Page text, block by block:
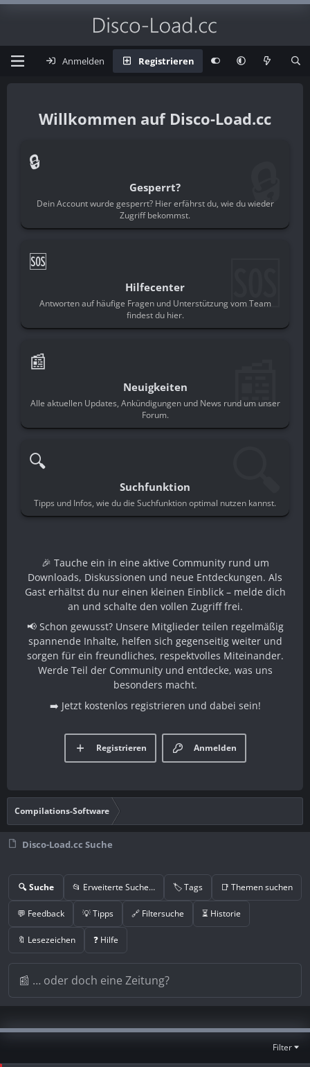
Anmelden Registrieren
Disco-Load.cc
🔒
Gesperrt?
Dein Account wurde gesperrt? Hier erfährst du, wie du wieder
Zugriff bekommst.
🔒
🆘
Hilfecenter
Antworten auf häufige Fragen und Unterstützung vom Team
findest du hier.
🆘
📰
Neuigkeiten
Alle aktuellen Updates, Ankündigungen und News rund um unser
Forum.
📰
🔍
Suchfunktion
Tipps und Infos, wie du die Suchfunktion optimal nutzen kannst.
🎉 Tauche ein in eine aktive Community rund um
Downloads, Diskussionen und neue Entdeckungen. Als
Gast erhältst du nur einen kleinen Einblick – melde dich
an und schalte den vollen Zugriff frei.
📢 Schon gewusst? Unsere Mitglieder teilen regelmäßig
spannende Inhalte, helfen sich gegenseitig weiter und
sorgen für ein freundliches, respektvolles Miteinander.
Werde Teil der Community und entdecke, was uns
besonders macht.
➡️ Jetzt kostenlos registrieren und dabei sein!
Anmelden
Registrieren
Compilations-Software
Disco-Load.cc Suche
🔍 Suche 📂 Erweiterte Suche… 🏷️ Tags 📑 Themen suchen
💬 Feedback 💡 Tipps 🔗 Filtersuche ⏳ Historie
🔖 Lesezeichen ❓ Hilfe
Filter